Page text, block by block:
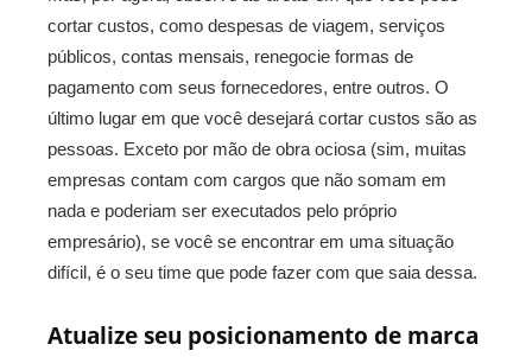
cortar custos, como despesas de viagem, serviços
públicos, contas mensais, renegocie formas de
pagamento com seus fornecedores, entre outros. O
último lugar em que você desejará cortar custos são as
pessoas. Exceto por mão de obra ociosa (sim, muitas
empresas contam com cargos que não somam em
nada e poderiam ser executados pelo próprio
empresário), se você se encontrar em uma situação
difícil, é o seu time que pode fazer com que saia dessa.
Atualize seu posicionamento de marca